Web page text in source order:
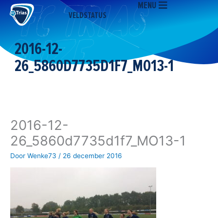
naar
inhoud
VELDSTATUS
MENU
2016-12-
26_5860D7735D1F7_MO13-1
2016-12-
26_5860d7735d1f7_MO13-1
DoorWenke73 / 26 december 2016